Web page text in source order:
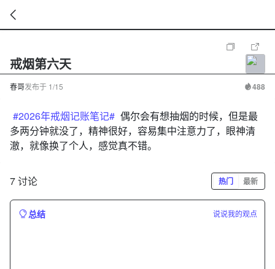
戒烟第六天
春哥发布于 1/15 488
#2026年戒烟记账笔记# 偶尔会有想抽烟的时候，但是最
多两分钟就没了，精神很好，容易集中注意力了，眼神清
澈，就像换了个人，感觉真不错。
7 讨论 热门 最新
总结 说说我的观点